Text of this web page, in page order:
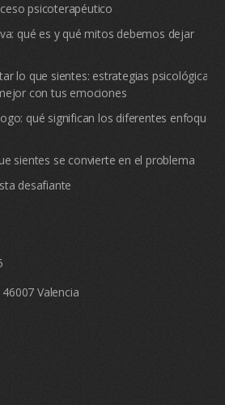
psicoterapéutico
qué es y qué mitos debemos dejar
lo que sientes: estrategias psicológicas
con tus emociones
qué significan los diferentes enfoques
sientes se convierte en el problema
desafiante
Valencia